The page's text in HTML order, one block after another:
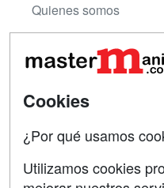
Quienes somos
Acceso Usuarios
Acceso Centros
Contactar
Cookies
¿Por qué usamos
Utilizamos cookies